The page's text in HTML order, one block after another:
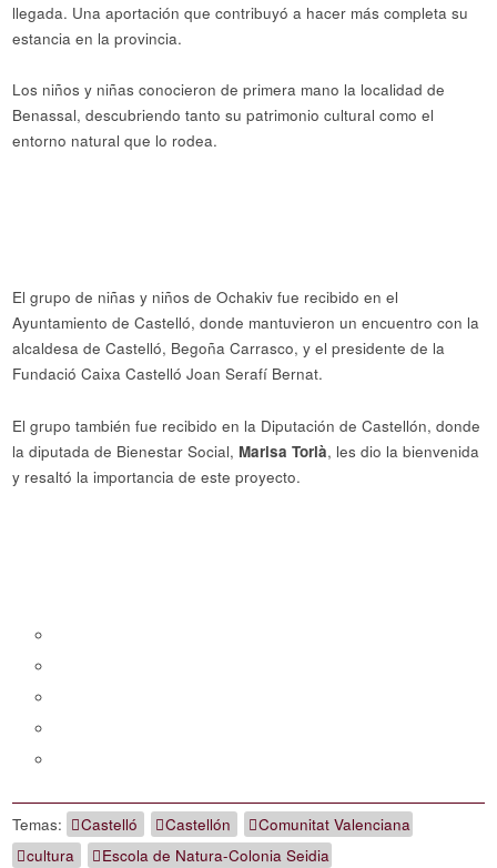
llegada. Una aportación que contribuyó a hacer más completa su
estancia en la provincia.
Los niños y niñas conocieron de primera mano la localidad de
Benassal, descubriendo tanto su patrimonio cultural como el
entorno natural que lo rodea.
El grupo de niñas y niños de Ochakiv fue recibido en el
Ayuntamiento de Castelló, donde mantuvieron un encuentro con la
alcaldesa de Castelló, Begoña Carrasco, y el presidente de la
Fundació Caixa Castelló Joan Serafí Bernat.
El grupo también fue recibido en la Diputación de Castellón, donde
la diputada de Bienestar Social, Marisa Torlà, les dio la bienvenida
y resaltó la importancia de este proyecto.
Temas: Castelló Castellón
Comunitat Valenciana
cultura
Escola de Natura-Colonia Seidia